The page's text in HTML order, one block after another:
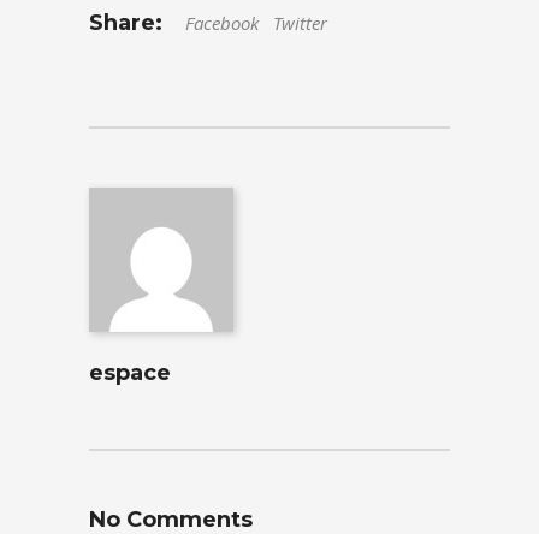
Share: Facebook Twitter
espace
No Comments